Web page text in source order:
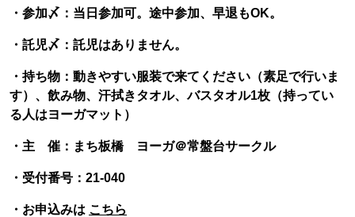
・参加〆：当日参加可。途中参加、早退もOK。
・託児〆：託児はありません。
・持ち物：動きやすい服装で来てください（素足で行いま
す）、飲み物、汗拭きタオル、バスタオル1枚（持ってい
る人はヨーガマット）
・主 催：まち板橋 ヨーガ＠常盤台サークル
・受付番号：21-040
・お申込みは こちら